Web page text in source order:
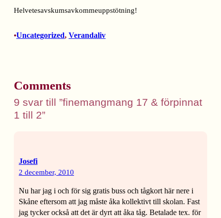
Helvetesavskumsavkommeuppstötning!
•Uncategorized, Verandaliv
Comments
9 svar till ”finemangmang 17 & förpinnat
1 till 2”
Josefi
2 december, 2010
Nu har jag i och för sig gratis buss och tågkort här nere i
Skåne eftersom att jag måste åka kollektivt till skolan. Fast
jag tycker också att det är dyrt att åka tåg. Betalade tex. för